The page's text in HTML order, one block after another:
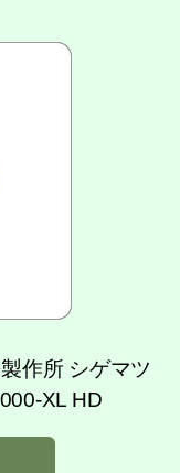
作所 シゲマツ
XL HD